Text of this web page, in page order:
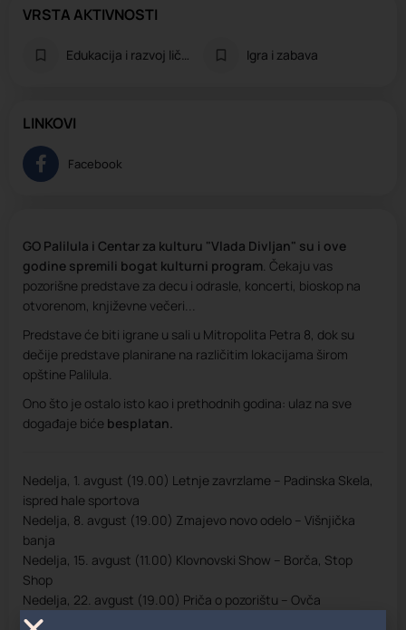
VRSTA AKTIVNOSTI
Edukacija i razvoj ličnosti Igra i zabava
LINKOVI
Facebook
GO Palilula i Centar za kulturu "Vlada Divljan" su i ove
godine spremili bogat kulturni program. Čekaju vas
pozorišne predstave za decu i odrasle, koncerti, bioskop na
otvorenom, književne večeri...
Predstave će biti igrane u sali u Mitropolita Petra 8, dok su
dečije predstave planirane na različitim lokacijama širom
opštine Palilula.
Ono što je ostalo isto kao i prethodnih godina: ulaz na sve
događaje biće besplatan.
Nedelja, 1. avgust (19.00) Letnje zavrzlame – Padinska Skela,
ispred hale sportova
Nedelja, 8. avgust (19.00) Zmajevo novo odelo – Višnjička
banja
Nedelja, 15. avgust (11.00) Klovnovski Show – Borča, Stop
Shop
Nedelja, 22. avgust (19.00) Priča o pozorištu – Ovča
Nedelja, 29. avgust (19.00) Priča o pozorištu – Tašmajdan